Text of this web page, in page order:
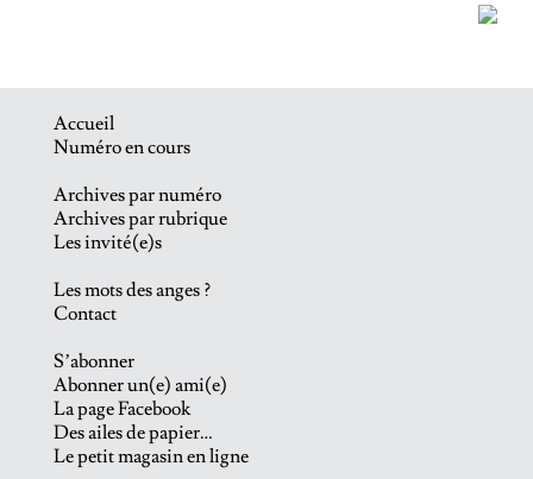
Accueil
Numéro en cours
Archives par numéro
Archives par rubrique
Les invité(e)s
Les mots des anges ?
Contact
S’abonner
Abonner un(e) ami(e)
La page Facebook
Des ailes de papier…
Le petit magasin en ligne